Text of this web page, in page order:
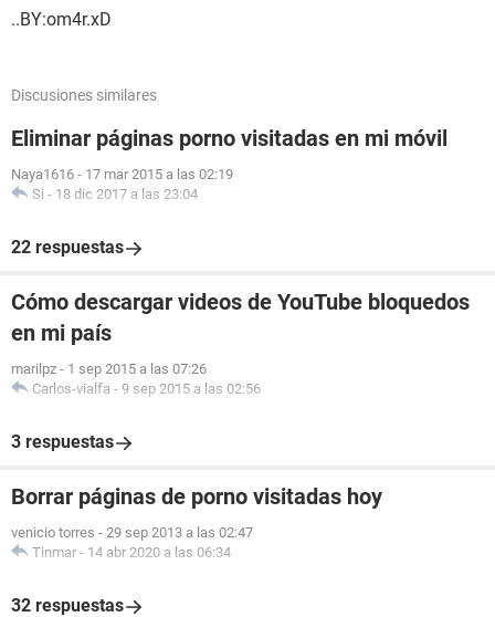
..BY:om4r.xD
Discusiones similares
Eliminar páginas porno visitadas en mi móvil
Naya1616 - 17 mar 2015 a las 02:19
Si - 18 dic 2017 a las 23:04
22 respuestas
Cómo descargar videos de YouTube bloquedos
en mi país
marilpz - 1 sep 2015 a las 07:26
Carlos-vialfa - 9 sep 2015 a las 02:56
3 respuestas
Borrar páginas de porno visitadas hoy
venicio torres - 29 sep 2013 a las 02:47
Tinmar - 14 abr 2020 a las 06:34
32 respuestas